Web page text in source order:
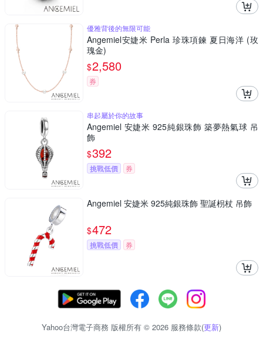
優雅背後的無限可能
Angemiel安婕米 Perla 珍珠項鍊 夏日海洋 (玫
瑰金)
$2,580
券
串起屬於你的故事
Angemiel 安婕米 925純銀珠飾 築夢熱氣球 吊
飾
$392
挑戰低價 券
Angemiel 安婕米 925純銀珠飾 聖誕枴杖 吊飾
$472
挑戰低價 券
Yahoo台灣電子商務 版權所有 © 2026 服務條款(更新)